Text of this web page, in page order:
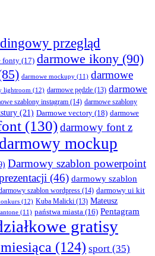
przegląd
fonty (17) darmowe ikony (90)
darmowe mockupy (11) darmowe
lightroom (12) darmowe pędzle (13) darmowe
szablony instagram (14) darmowe szablony
(21) Darmowe vectory (18) darmowe
(130)darmowy font z
darmowy mockup
Darmowy szablon powerpoint
(46) darmowy szablon
szablon wordpress (14) darmowy ui kit
(12) Kuba Malicki (13) Mateusz
(11) państwa miasta (16) Pentagram
gratisy
(124) sport (35)